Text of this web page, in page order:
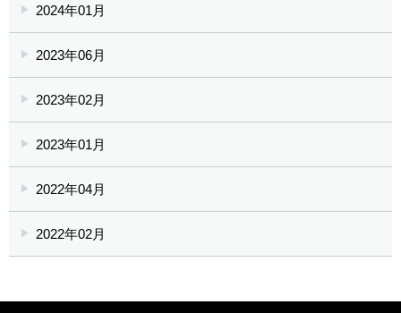
2024年01月
2023年06月
2023年02月
2023年01月
2022年04月
2022年02月